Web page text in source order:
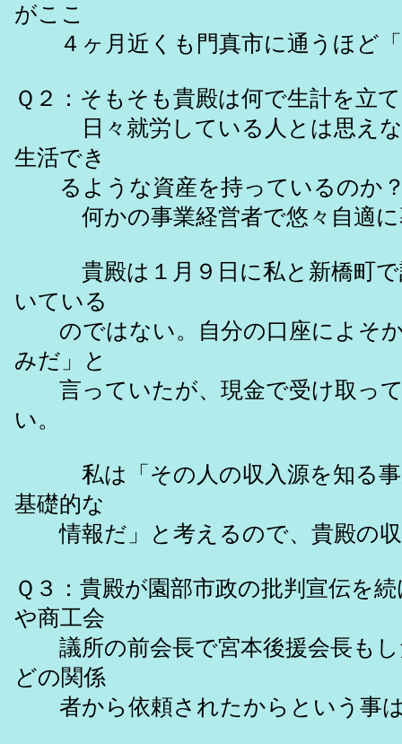
がここ
４ヶ月近くも門真市に通うほど「
Ｑ２：そもそも貴殿は何で生計を
日々就労している人とは思えな
生活でき
るような資産を持っているのか
何かの事業経営者で悠々自適
貴殿は１月９日に私と新橋町で
いている
のではない。自分の口座によそか
みだ」と
言っていたが、現金で受け取って
い。
私は「その人の収入源を知る事
基礎的な
情報だ」と考えるので、貴殿の収
Ｑ３：貴殿が園部市政の批判宣伝を
や商工会
議所の前会長で宮本後援会長もし
どの関係
者から依頼されたからという事